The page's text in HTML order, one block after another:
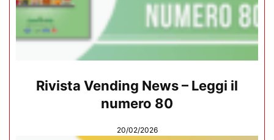
Rivista Vending News – Leggi il
numero 80
20/02/2026